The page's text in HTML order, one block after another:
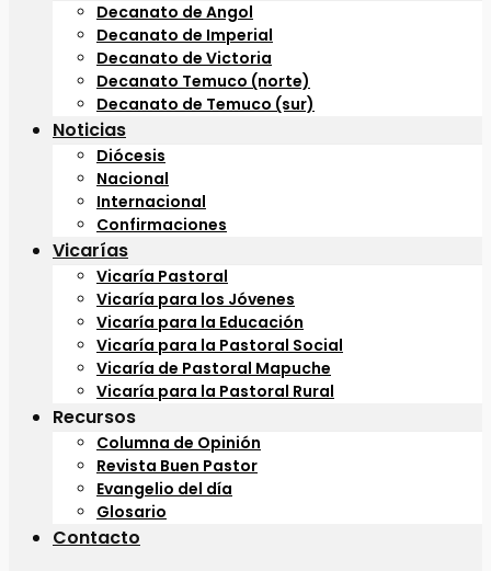
Decanato de Angol
Decanato de Imperial
Decanato de Victoria
Decanato Temuco (norte)
Decanato de Temuco (sur)
Noticias
Diócesis
Nacional
Internacional
Confirmaciones
Vicarías
Vicaría Pastoral
Vicaría para los Jóvenes
Vicaría para la Educación
Vicaría para la Pastoral Social
Vicaría de Pastoral Mapuche
Vicaría para la Pastoral Rural
Recursos
Columna de Opinión
Revista Buen Pastor
Evangelio del día
Glosario
Contacto